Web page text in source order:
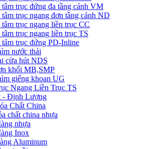
trục đứng đa tầng cánh VM
trục ngang đơn tầng cánh ND
trục ngang liền trục CC
trục ngang liền trục TS
trục đứng PD-Inline
nước thải
cửa hút NDS
khối MB,SMP
giếng khoan UG
Ngang Liền Trục TS
- Định Lượng
Chất China
chất china nhựa
nhựa
Inox
Aluminum